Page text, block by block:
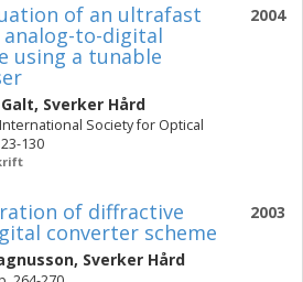
2004
of an ultrafast
to-digital
using a tunable
, Sverker Hård
Society for Optical
130
2003
of diffractive
converter scheme
, Sverker Hård